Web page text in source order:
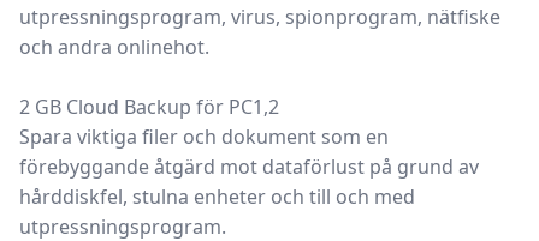
utpressningsprogram, virus, spionprogram, nätfiske
och andra onlinehot.
2 GB Cloud Backup för PC1,2
Spara viktiga filer och dokument som en
förebyggande åtgärd mot dataförlust på grund av
hårddiskfel, stulna enheter och till och med
utpressningsprogram.